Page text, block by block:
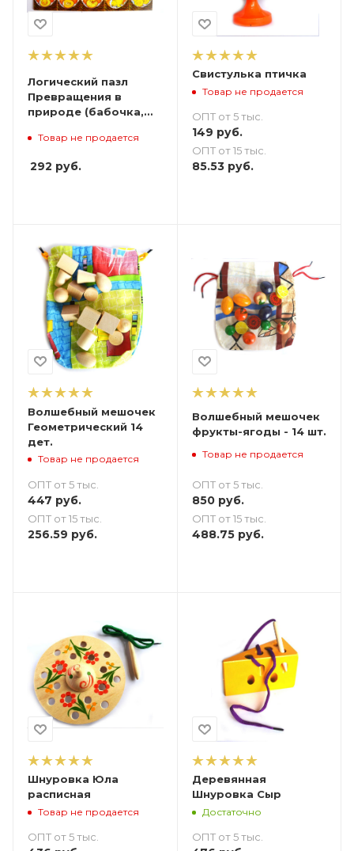
Логический пазл
Превращения в
природе (бабочка,
Товар не продается
292 руб.
Свистулька птичка
Товар не продается
ОПТ от 5 тыс.
149 руб.
ОПТ от 15 тыс.
85.53руб.
Волшебный мешочек
Геометрический 14
дет.
Товар не продается
ОПТ от 5 тыс.
447 руб.
ОПТ от 15 тыс.
256.59 руб.
Волшебный мешочек
фрукты-ягоды - 14 шт.
Товар не продается
ОПТ от 5 тыс.
850руб.
ОПТ от 15 тыс.
488.75руб.
Шнуровка Юла
расписная
Товар не продается
ОПТ от 5 тыс.
Деревянная
Шнуровка Сыр
Достаточно
ОПТ от 5 тыс.